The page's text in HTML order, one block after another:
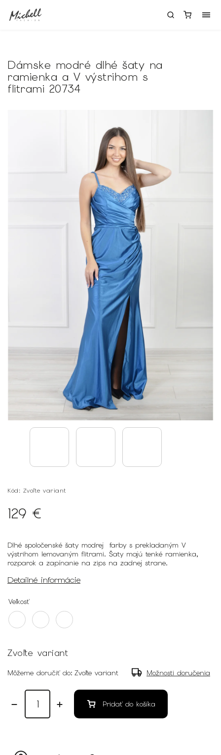
Dámske modré dlhé šaty na
ramienka a V výstrihom s
flitrami 20734
Kód: Zvoľte variant
129 €
Dlhé spoločenské šaty modrej farby s prekladaným V
výstrihom lemovaným flitrami. Šaty majú tenké ramienka,
rozparok a zapínanie na zips na zadnej strane.
Detailné informácie
Veľkosť
Zvoľte variant
Môžeme doručiť do: Zvoľte variant Možnosti doručenia
Pridať do košíka